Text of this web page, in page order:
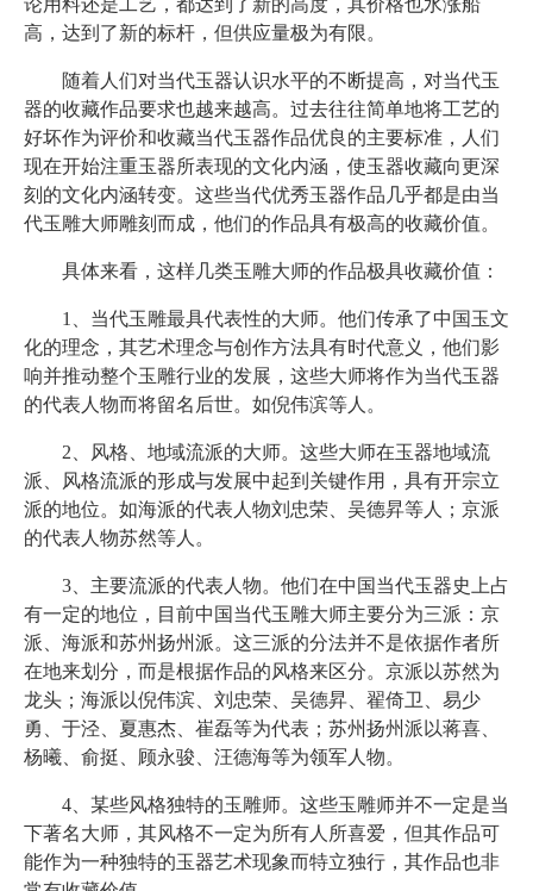
高，达到了新的标杆，但供应量极为有限。
随着人们对当代玉器认识水平的不断提高，对当代玉
器的收藏作品要求也越来越高。过去往往简单地将工艺的
好坏作为评价和收藏当代玉器作品优良的主要标准，人们
现在开始注重玉器所表现的文化内涵，使玉器收藏向更深
刻的文化内涵转变。这些当代优秀玉器作品几乎都是由当
代玉雕大师雕刻而成，他们的作品具有极高的收藏价值。
具体来看，这样几类玉雕大师的作品极具收藏价值：
1、当代玉雕最具代表性的大师。他们传承了中国玉文
化的理念，其艺术理念与创作方法具有时代意义，他们影
响并推动整个玉雕行业的发展，这些大师将作为当代玉器
的代表人物而将留名后世。如倪伟滨等人。
2、风格、地域流派的大师。这些大师在玉器地域流
派、风格流派的形成与发展中起到关键作用，具有开宗立
派的地位。如海派的代表人物刘忠荣、吴德昇等人；京派
的代表人物苏然等人。
3、主要流派的代表人物。他们在中国当代玉器史上占
有一定的地位，目前中国当代玉雕大师主要分为三派：京
派、海派和苏州扬州派。这三派的分法并不是依据作者所
在地来划分，而是根据作品的风格来区分。京派以苏然为
龙头；海派以倪伟滨、刘忠荣、吴德昇、翟倚卫、易少
勇、于泾、夏惠杰、崔磊等为代表；苏州扬州派以蒋喜、
杨曦、俞挺、顾永骏、汪德海等为领军人物。
4、某些风格独特的玉雕师。这些玉雕师并不一定是当
下著名大师，其风格不一定为所有人所喜爱，但其作品可
能作为一种独特的玉器艺术现象而特立独行，其作品也非